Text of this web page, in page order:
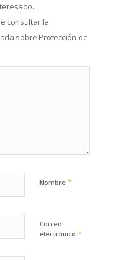
consultar la
sobre Protección de
Nombre *
Correo
electrónico *